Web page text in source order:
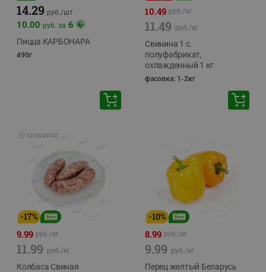
14.29 руб./шт
10.00 руб. за 6
Пицца КАРБОНАРА
490г
10.49 руб./кг
11.49 руб./кг
Свинина 1 с.
полуфабрикат,
охлажденный 1 кг
фасовка: 1-2кг
🕘 12:00-20:00
-17%
9.99 руб./кг
11.99 руб./кг
Колбаса Свиная
-10%
8.99 руб./кг
9.99 руб./кг
Перец желтый Беларусь